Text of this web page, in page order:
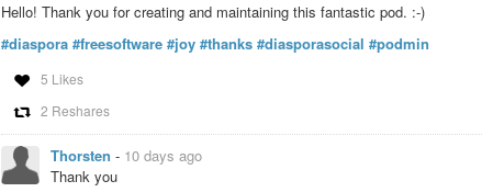
Hello! Thank you for creating and maintaining this fantastic pod. :-)
#diaspora #freesoftware #joy #thanks #diasporasocial #podmin
5 Likes
2 Reshares
Thorsten - 10 days ago
Thank you